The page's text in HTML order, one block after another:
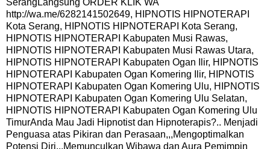
http://wa.me/6282141502649, HIPNOTIS HIPNOTERAPI
Kota Serang, HIPNOTIS HIPNOTERAPI Kota Serang,
HIPNOTIS HIPNOTERAPI Kabupaten Musi Rawas,
HIPNOTIS HIPNOTERAPI Kabupaten Musi Rawas Utara,
HIPNOTIS HIPNOTERAPI Kabupaten Ogan Ilir, HIPNOTIS
HIPNOTERAPI Kabupaten Ogan Komering Ilir, HIPNOTIS
HIPNOTERAPI Kabupaten Ogan Komering Ulu, HIPNOTIS
HIPNOTERAPI Kabupaten Ogan Komering Ulu Selatan,
HIPNOTIS HIPNOTERAPI Kabupaten Ogan Komering Ulu
TimurAnda Mau Jadi Hipnotist dan Hipnoterapis?.. Menjadi
Penguasa atas Pikiran dan Perasaan,,,Mengoptimalkan
Potensi Diri,,,Memunculkan Wibawa dan Aura Pemimpin